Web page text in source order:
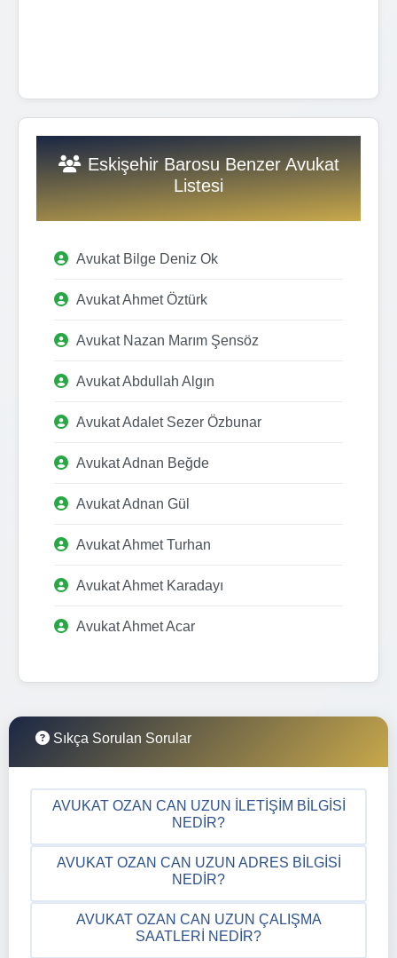
Eskişehir Barosu Benzer Avukat
Listesi
Avukat Bilge Deniz Ok
Avukat Ahmet Öztürk
Avukat Nazan Marım Şensöz
Avukat Abdullah Algın
Avukat Adalet Sezer Özbunar
Avukat Adnan Beğde
Avukat Adnan Gül
Avukat Ahmet Turhan
Avukat Ahmet Karadayı
Avukat Ahmet Acar
Sıkça Sorulan Sorular
AVUKAT OZAN CAN UZUN İLETIŞIM BILGISI
NEDIR?
AVUKAT OZAN CAN UZUN ADRES BILGISI
NEDIR?
AVUKAT OZAN CAN UZUN ÇALIŞMA
SAATLERI NEDIR?